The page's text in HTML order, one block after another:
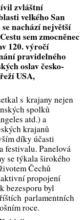
zvláštní
velkého San
nachází největší
sem zmocněnec
120. výročí
pravidelného
oslav česko-
USA,
s krajany nejen
spolků
atd.) a
krajanů
díky účasti
festivalu. Panelová
se týkala širokého
Čechů
propojení
bezesporu byl
parlamentních
roce.